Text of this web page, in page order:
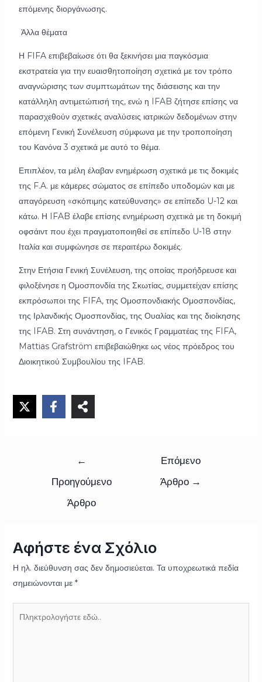
επόμενης διοργάνωσης.
Άλλα θέματα
Η FIFA επιβεβαίωσε ότι θα ξεκινήσει μια παγκόσμια
εκστρατεία για την ευαισθητοποίηση σχετικά με τον τρόπο
αναγνώρισης των συμπτωμάτων της διάσεισης και την
κατάλληλη αντιμετώπισή της, ενώ η IFAB ζήτησε επίσης να
παρασχεθούν σχετικές αναλύσεις ιατρικών δεδομένων στην
επόμενη Γενική Συνέλευση σύμφωνα με την τροποποίηση
του Κανόνα 3 σχετικά με αυτό το θέμα.
Επιπλέον, τα μέλη έλαβαν ενημέρωση σχετικά με τις δοκιμές
της F.A. με κάμερες σώματος σε επίπεδο υποδομών και με
απαγόρευση «σκόπιμης κατεύθυνσης» σε επίπεδο U-12 και
κάτω. Η IFAB έλαβε επίσης ενημέρωση σχετικά με τη δοκιμή
οφσάιντ που έχει πραγματοποιηθεί σε επίπεδο U-18 στην
Ιταλία και συμφώνησε σε περαιτέρω δοκιμές.
Στην Ετήσια Γενική Συνέλευση, της οποίας προήδρευσε και
φιλοξένησε η Ομοσπονδία της Σκωτίας, συμμετείχαν επίσης
εκπρόσωποι της FIFA, της Ομοσπονδιακής Ομοσπονδίας,
της Ιρλανδικής Ομοσπονδίας, της Ουαλίας και της διοίκησης
της IFAB. Στη συνάντηση, ο Γενικός Γραμματέας της FIFA,
Mattias Grafström επιβεβαιώθηκε ως νέος πρόεδρος του
Διοικητικού Συμβουλίου της IFAB.
←
Προηγούμενο
Άρθρο
Επόμενο
Άρθρο →
Αφήστε ένα Σχόλιο
Η ηλ. διεύθυνση σας δεν δημοσιεύεται. Τα υποχρεωτικά πεδία
σημειώνονται με *